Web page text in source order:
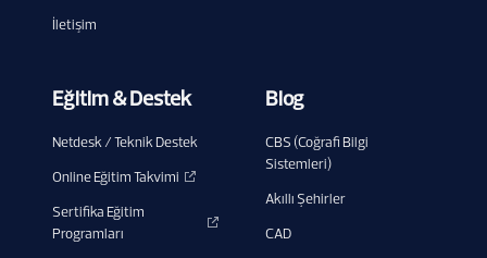
İletişim
Eğitim & Destek
Netdesk / Teknik Destek
Online Eğitim Takvimi
Sertifika Eğitim
Programları
Blog
CBS (Coğrafi Bilgi
Sistemleri)
Akıllı Şehirler
CAD